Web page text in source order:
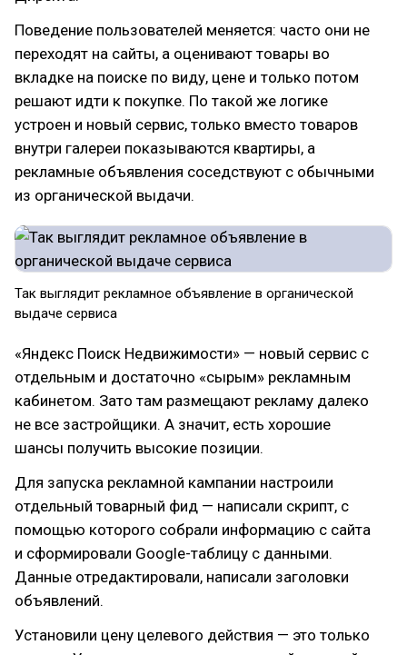
Поведение пользователей меняется: часто они не
переходят на сайты, а оценивают товары во
вкладке на поиске по виду, цене и только потом
решают идти к покупке. По такой же логике
устроен и новый сервис, только вместо товаров
внутри галереи показываются квартиры, а
рекламные объявления соседствуют с обычными
из органической выдачи.
Так выглядит рекламное объявление в органической
выдаче сервиса
«Яндекс Поиск Недвижимости» — новый сервис с
отдельным и достаточно «сырым» рекламным
кабинетом. Зато там размещают рекламу далеко
не все застройщики. А значит, есть хорошие
шансы получить высокие позиции.
Для запуска рекламной кампании настроили
отдельный товарный фид — написали скрипт, с
помощью которого собрали информацию с сайта
и сформировали Google-таблицу с данными.
Данные отредактировали, написали заголовки
объявлений.
Установили цену целевого действия — это только